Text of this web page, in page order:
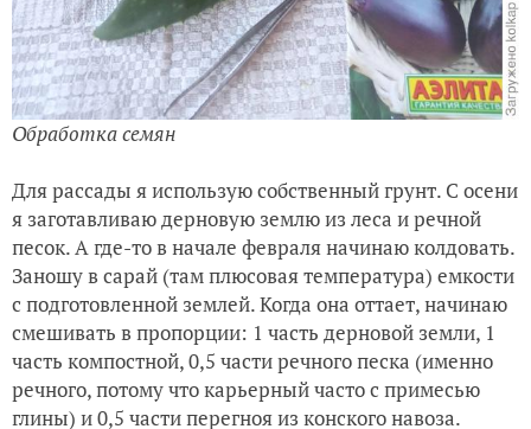
Обработка семян
Для рассады я использую собственный грунт. С осени
я заготавливаю дерновую землю из леса и речной
песок. А где-то в начале февраля начинаю колдовать.
Заношу в сарай (там плюсовая температура) емкости
с подготовленной землей. Когда она оттает, начинаю
смешивать в пропорции: 1 часть дерновой земли, 1
часть компостной, 0,5 части речного песка (именно
речного, потому что карьерный часто с примесью
глины) и 0,5 части перегноя из конского навоза.